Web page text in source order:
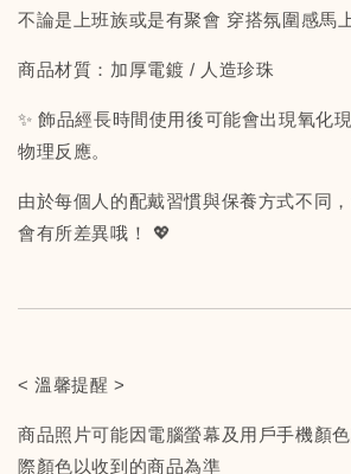
不論是上班族或是有聚會 穿搭氛圍感馬
商品材質：加厚電鍍 / 人造珍珠
✨ 飾品經長時間使用後可能會出現氧化
物理反應。
由於每個人的配戴習慣與保養方式不同
會有所差異哦！ 💖
< 溫馨提醒 >
商品照片可能因電腦螢幕及用戶手機顏
際顏色以收到的商品為準